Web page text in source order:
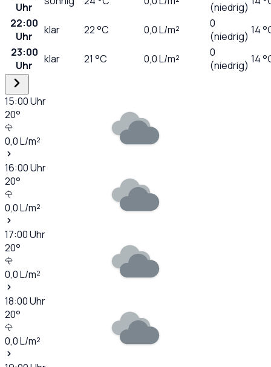
Uhr
(niedrig)
22:00
Uhr
klar 22°C 0,0L/m²
0
(niedrig) 14
23:00
Uhr
klar 21 °C 0,0L/m²
0
(niedrig) 14
15:00Uhr
20°
0,0L/m²
16:00Uhr
20°
0,0L/m²
17:00Uhr
20°
0,0L/m²
18:00Uhr
20°
0,0L/m²